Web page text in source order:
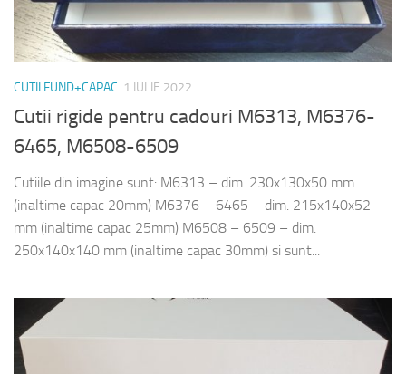
CUTII FUND+CAPAC 1 IULIE 2022
Cutii rigide pentru cadouri M6313, M6376-
6465, M6508-6509
Cutiile din imagine sunt: M6313 – dim. 230x130x50 mm
(inaltime capac 20mm) M6376 – 6465 – dim. 215x140x52
mm (inaltime capac 25mm) M6508 – 6509 – dim.
250x140x140 mm (inaltime capac 30mm) si sunt...